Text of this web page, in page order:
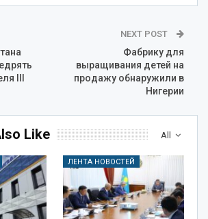
III
NEXT POST
Фабрику для
выращивания детей на
продажу обнаружили в
Нигерии
All
Like
ЛЕНТА НОВОСТЕЙ